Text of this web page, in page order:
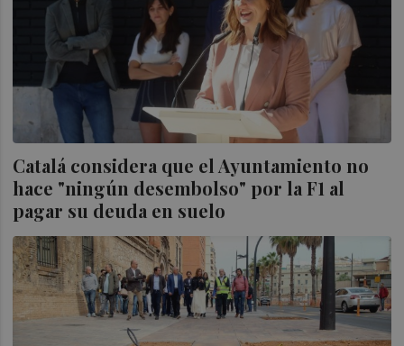
Catalá considera que el Ayuntamiento no
hace "ningún desembolso" por la F1 al
pagar su deuda en suelo